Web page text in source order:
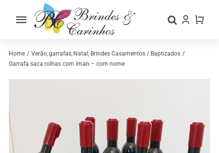
Toggle
Home
Categorias
Home Verão garrafas Natal Brindes Casamentos / Baptizados
Garrafa saca rolhas com íman – com nome